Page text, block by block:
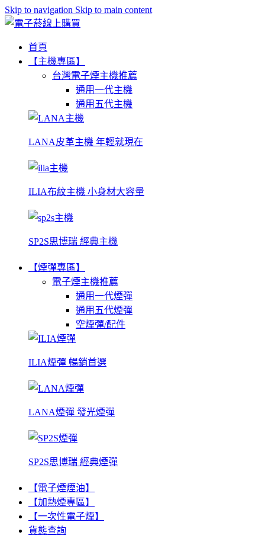
Skip to navigation Skip to main content
首頁
【主機專區】
台灣電子煙主機推薦
通用一代主機
通用五代主機
LANA皮革主機 年輕就現在
ILIA布紋主機 小身材大容量
SP2S思博瑞 經典主機
【煙彈專區】
電子煙主機推薦
通用一代煙彈
通用五代煙彈
空煙彈/配件
ILIA煙彈 暢銷首選
LANA煙彈 發光煙彈
SP2S思博瑞 經典煙彈
【電子煙煙油】
【加熱煙專區】
【一次性電子煙】
貨態查詢